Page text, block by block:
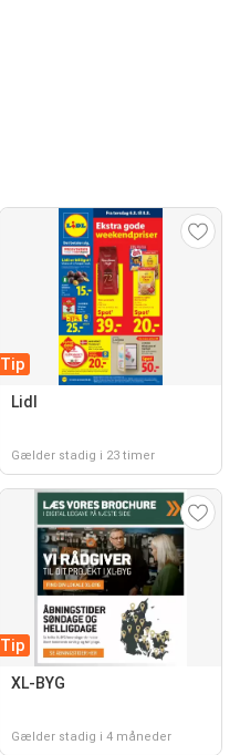
Tip
Lidl
Gælder stadig i 23 timer
Tip
XL-BYG
Gælder stadig i 4 måneder